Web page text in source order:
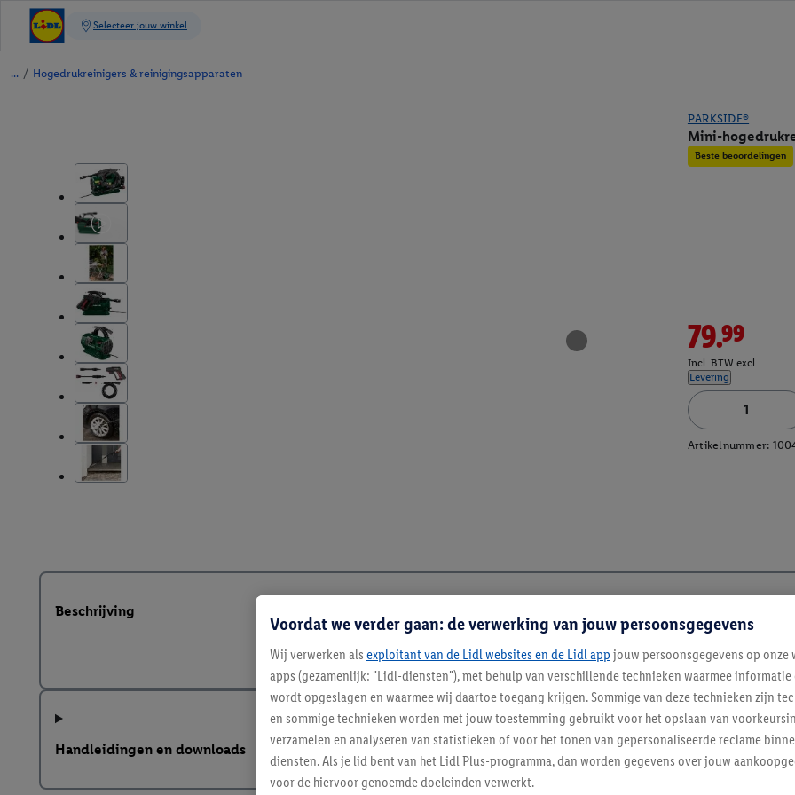
/ Hogedrukreinigers & reinigingsapparaten
PARKSIDE®
Mini-
Beste beoordelingen
79.99
Incl. BTW excl.
Levering
Artikelnummer:
Beschrijving
Handleidingen en downloads
Voordat we verder gaan: de verwerking van jouw persoonsgegevens
Wij verwerken als exploitant van de Lidl websites en de Lidl app jouw persoonsgegevens op onze
apps (gezamenlijk: "Lidl-diensten"), met behulp van verschillende technieken waarmee
wordt opgeslagen en waarmee wij daartoe toegang krijgen. Sommige van deze technieken zijn
en sommige technieken worden met jouw toestemming gebruikt voor het opslaan van
verzamelen en analyseren van statistieken of voor het tonen van gepersonaliseerde reclame
diensten. Als je lid bent van het Lidl Plus-programma, dan worden gegevens over jouw
voor de hiervoor genoemde doeleinden verwerkt.